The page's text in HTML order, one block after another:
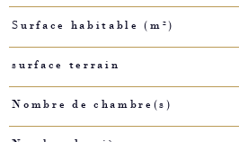
Surface habitable (m²)
surface terrain
Nombre de chambre(s)